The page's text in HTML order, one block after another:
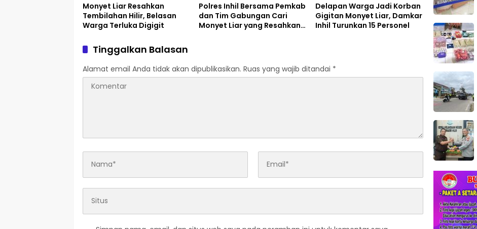
Monyet Liar Resahkan
Tembilahan Hilir, Belasan
Warga Terluka Digigit
Polres Inhil Bersama Pemkab
dan Tim Gabungan Cari
Monyet Liar yang Resahkan
Delapan Warga Jadi Korban
Gigitan Monyet Liar, Damkar
Inhil Turunkan 15 Personel
Tinggalkan Balasan
Alamat email Anda tidak akan dipublikasikan. Ruas yang wajib ditandai *